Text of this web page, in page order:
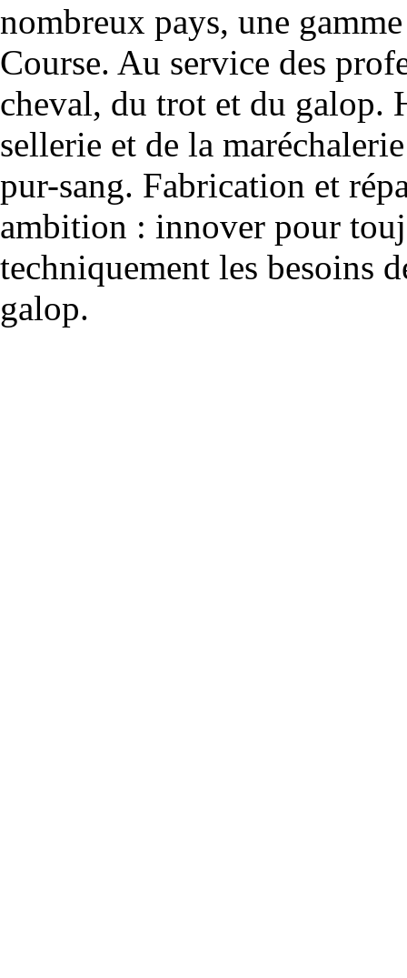
nombreux pays, une
Course. Au service des
cheval, du trot et du galop.
sellerie et de la
pur-sang. Fabrication et
ambition : innover pour
techniquement les besoins
galop.